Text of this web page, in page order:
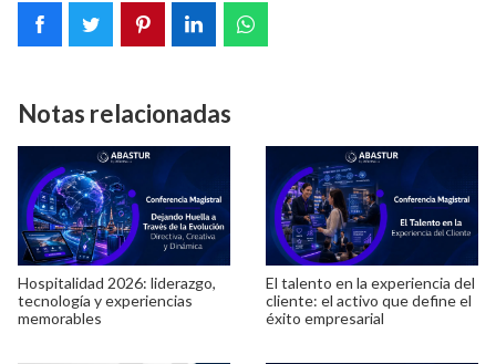
Notas relacionadas
Hospitalidad 2026: liderazgo,
tecnología y experiencias
memorables
El talento en la experiencia del
cliente: el activo que define el
éxito empresarial